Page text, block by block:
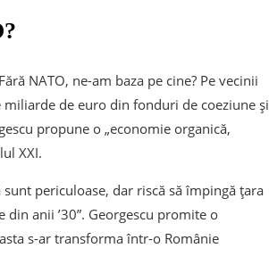
NATO, ne-am baza pe cine? Pe vecinii
miliarde de euro din fonduri de coeziune și
propune o „economie organică,
XXI.
periculoase, dar riscă să împingă țara
anii ’30”. Georgescu promite o
s-ar transforma într-o Românie